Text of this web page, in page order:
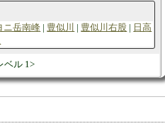
ニ岳南峰 豊似川 豊似川右股
日高
ベル 1